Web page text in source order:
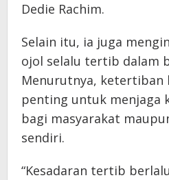
Dedie Rachim.
Selain itu, ia juga
ojol selalu tertib dalam
Menurutnya, ketertiban
penting untuk menjaga
bagi masyarakat
sendiri.
“Kesadaran tertib